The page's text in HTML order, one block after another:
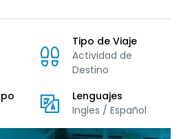
Tipo de Viaje
Actividad de
Destino
Lenguajes
Ingles / Español